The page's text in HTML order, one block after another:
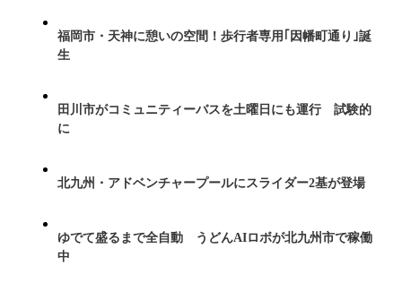
福岡市・天神に憩いの空間！歩行者専用｢因幡町通り｣誕
生
田川市がコミュニティーバスを土曜日にも運行 試験的
に
北九州・アドベンチャープールにスライダー2基が登場
ゆでて盛るまで全自動 うどんAIロボが北九州市で稼働
中